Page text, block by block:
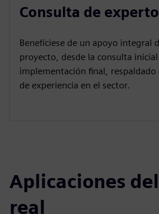
Consulta de
Benefíciese de un apoyo integral
proyecto, desde la consulta
implementación final, respaldado
de experiencia en el sector.
Aplicaciones
real